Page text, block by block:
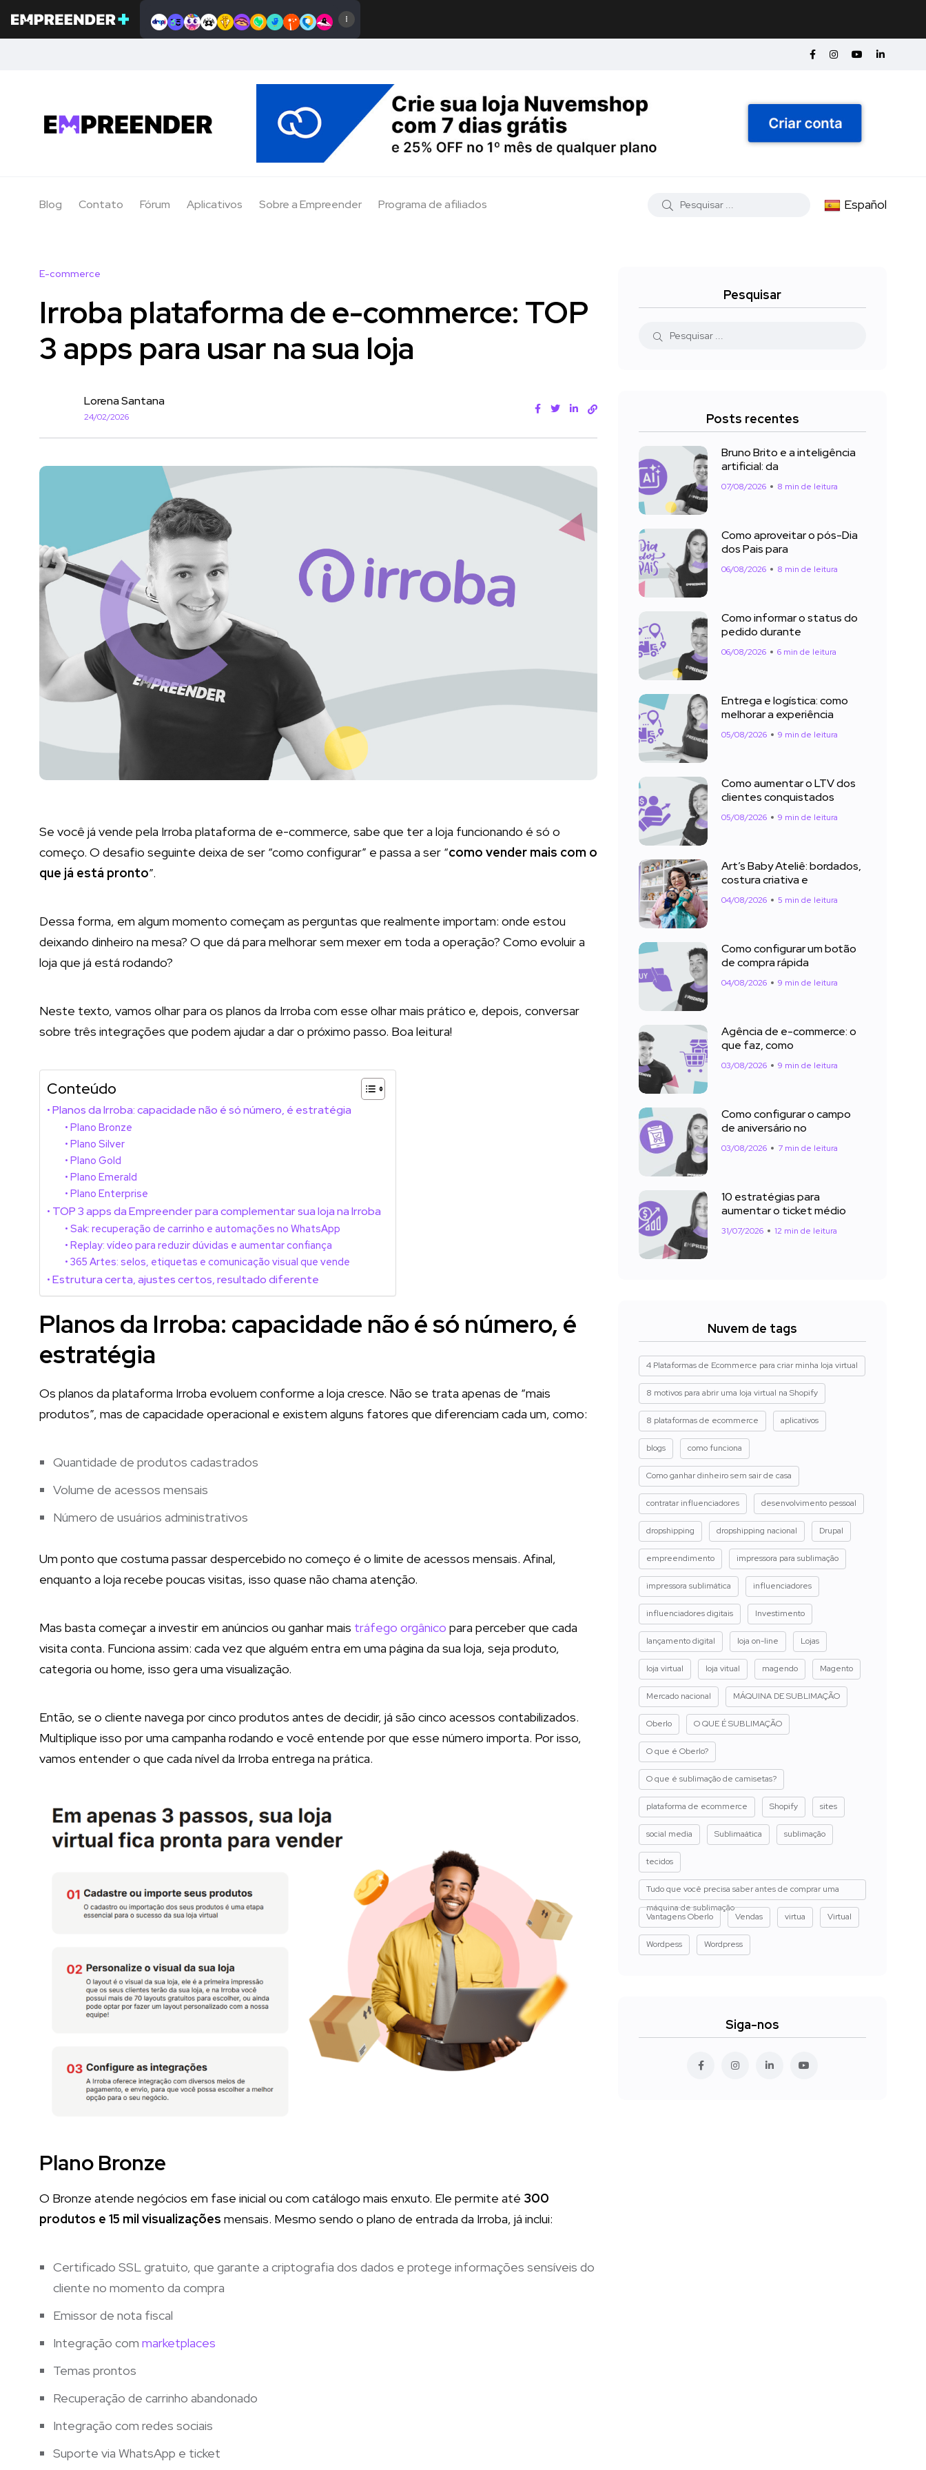
Blog Contato Fórum Aplicativos Sobre a Empreender Programa de afiliados Español
E-commerce
Irroba plataforma de e-commerce: TOP
3 apps para usar na sua loja
Lorena Santana
24/02/2026
Se você já vende pela Irroba plataforma de e-commerce, sabe que ter a loja funcionando é só o
começo. O desafio seguinte deixa de ser “como configurar” e passa a ser “como vender mais com o
que já está pronto”.
Dessa forma, em algum momento começam as perguntas que realmente importam: onde estou
deixando dinheiro na mesa? O que dá para melhorar sem mexer em toda a operação? Como evoluir a
loja que já está rodando?
Neste texto, vamos olhar para os planos da Irroba com esse olhar mais prático e, depois, conversar
sobre três integrações que podem ajudar a dar o próximo passo. Boa leitura!
Conteúdo
Planos da Irroba: capacidade não é só número, é estratégia
Plano Bronze
Plano Silver
Plano Gold
Plano Emerald
Plano Enterprise
TOP 3 apps da Empreender para complementar sua loja na Irroba
Sak: recuperação de carrinho e automações no WhatsApp
Replay: vídeo para reduzir dúvidas e aumentar confiança
365 Artes: selos, etiquetas e comunicação visual que vende
Estrutura certa, ajustes certos, resultado diferente
Planos da Irroba: capacidade não é só número, é
estratégia
Os planos da plataforma Irroba evoluem conforme a loja cresce. Não se trata apenas de “mais
produtos”, mas de capacidade operacional e existem alguns fatores que diferenciam cada um, como:
Quantidade de produtos cadastrados
Volume de acessos mensais
Número de usuários administrativos
Um ponto que costuma passar despercebido no começo é o limite de acessos mensais. Afinal,
enquanto a loja recebe poucas visitas, isso quase não chama atenção.
Mas basta começar a investir em anúncios ou ganhar mais tráfego orgânico para perceber que cada
visita conta. Funciona assim: cada vez que alguém entra em uma página da sua loja, seja produto,
categoria ou home, isso gera uma visualização.
Então, se o cliente navega por cinco produtos antes de decidir, já são cinco acessos contabilizados.
Multiplique isso por uma campanha rodando e você entende por que esse número importa. Por isso,
vamos entender o que cada nível da Irroba entrega na prática.
Plano Bronze
O Bronze atende negócios em fase inicial ou com catálogo mais enxuto. Ele permite até 300
produtos e 15 mil visualizações mensais. Mesmo sendo o plano de entrada da Irroba, já inclui:
Certificado SSL gratuito, que garante a criptografia dos dados e protege informações sensíveis do
cliente no momento da compra
Emissor de nota fiscal
Integração com marketplaces
Temas prontos
Recuperação de carrinho abandonado
Integração com redes sociais
Suporte via WhatsApp e ticket
Pesquisar
Posts recentes
Bruno Brito e a inteligência
artificial: da
07/08/2026 8 min de leitura
Como aproveitar o pós-Dia
dos Pais para
06/08/2026 8 min de leitura
Como informar o status do
pedido durante
06/08/2026 6 min de leitura
Entrega e logística: como
melhorar a experiência
05/08/2026 9 min de leitura
Como aumentar o LTV dos
clientes conquistados
05/08/2026 9 min de leitura
Art’s Baby Ateliê: bordados,
costura criativa e
04/08/2026 5 min de leitura
Como configurar um botão
de compra rápida
04/08/2026 9 min de leitura
Agência de e-commerce: o
que faz, como
03/08/2026 9 min de leitura
Como configurar o campo
de aniversário no
03/08/2026 7 min de leitura
10 estratégias para
aumentar o ticket médio
31/07/2026 12 min de leitura
Nuvem de tags
4 Plataformas de Ecommerce para criar minha loja virtual
8 motivos para abrir uma loja virtual na Shopify
8 plataformas de ecommerce aplicativos
blogs como funciona
Como ganhar dinheiro sem sair de casa
contratar influenciadores desenvolvimento pessoal
dropshipping dropshipping nacional Drupal
empreendimento impressora para sublimação
impressora sublimática influenciadores
influenciadores digitais Investimento
lançamento digital loja on-line Lojas
loja virtual loja vitual magendo Magento
Mercado nacional MÁQUINA DE SUBLIMAÇÃO
Oberlo O QUE É SUBLIMAÇÃO
O que é Oberlo?
O que é sublimação de camisetas?
plataforma de ecommerce Shopify sites
social media Sublimaática sublimação
tecidos
Tudo que você precisa saber antes de comprar uma
máquina de sublimação
Vantagens Oberlo
Vendas virtua Virtual
Wordpess Wordpress
Siga-nos